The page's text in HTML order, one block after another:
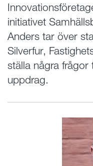
initiativet
Anders tar över
Silverfur,
ställa några frågor
uppdrag.